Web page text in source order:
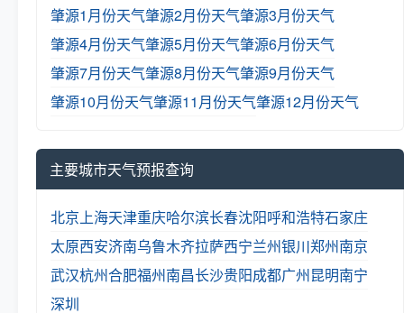
肇源1月份天气肇源2月份天气肇源3月份天气
肇源4月份天气肇源5月份天气肇源6月份天气
肇源7月份天气肇源8月份天气肇源9月份天气
肇源10月份天气肇源11月份天气肇源12月份天气
主要城市天气预报查询
北京上海天津重庆哈尔滨长春沈阳呼和浩特石家庄
太原西安济南乌鲁木齐拉萨西宁兰州银川郑州南京
武汉杭州合肥福州南昌长沙贵阳成都广州昆明南宁
深圳